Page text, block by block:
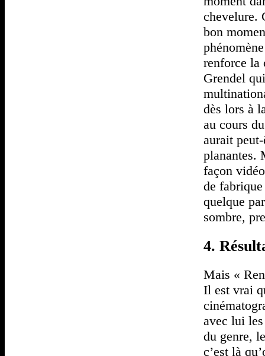
chevelure.
bon
renforce la
Grendel
dès lors à
au cours
aurait
planantes.
façon
de
quelque
sombre,
4.
Mais «
Il est vrai
avec lui
du genre,
c’est là